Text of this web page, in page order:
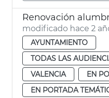
Renovación
modificado hace 2
AYUNTAMIENTO
TODAS LAS
VALENCIA
EN
EN PORTADA